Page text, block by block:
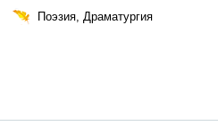
Поэзия, Драматургия